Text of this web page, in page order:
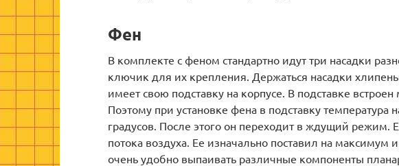
Фен
В комплекте с феном стандартно идут три насадки
ключик для их крепления. Держаться насадки
имеет свою подставку на корпусе. В подставке встроен
Поэтому при установке фена в подставку температура
градусов. После этого он переходит в ждущий режим.
потока воздуха. Ее изначально поставил на
очень удобно выпаивать различные компоненты